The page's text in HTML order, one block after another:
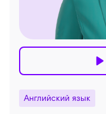
Английский язык